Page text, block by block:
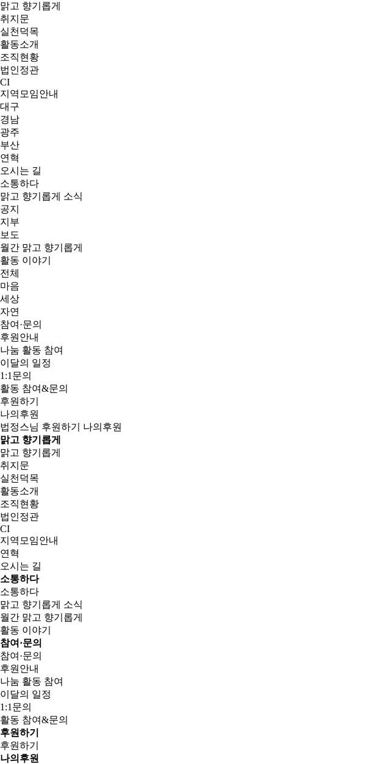
맑고 향기롭게
취지문
실천덕목
활동소개
조직현황
법인정관
CI
지역모임안내
대구
경남
광주
부산
연혁
오시는 길
소통하다
맑고 향기롭게 소식
공지
지부
보도
월간 맑고 향기롭게
활동 이야기
전체
마음
세상
자연
참여·문의
후원안내
나눔 활동 참여
이달의 일정
1:1문의
활동 참여&문의
후원하기
나의후원
법정스님 후원하기
나의후원
맑고 향기롭게
맑고 향기롭게
취지문
실천덕목
활동소개
조직현황
법인정관
CI
지역모임안내
연혁
오시는 길
소통하다
소통하다
맑고 향기롭게 소식
월간 맑고 향기롭게
활동 이야기
참여·문의
참여·문의
후원안내
나눔 활동 참여
이달의 일정
1:1문의
활동 참여&문의
후원하기
후원하기
나의후원